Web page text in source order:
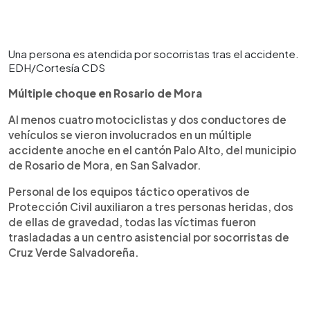
Una persona es atendida por socorristas tras el accidente.
EDH/Cortesía CDS
Múltiple choque en Rosario de Mora
Al menos cuatro motociclistas y dos conductores de
vehículos se vieron involucrados en un múltiple
accidente anoche en el cantón Palo Alto, del municipio
de Rosario de Mora, en San Salvador.
Personal de los equipos táctico operativos de
Protección Civil auxiliaron a tres personas heridas, dos
de ellas de gravedad, todas las víctimas fueron
trasladadas a un centro asistencial por socorristas de
Cruz Verde Salvadoreña.